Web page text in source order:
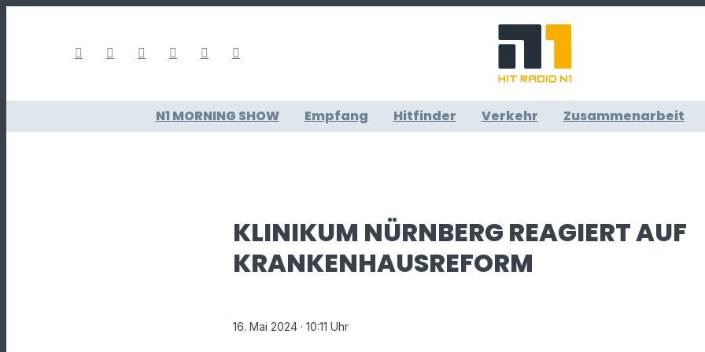
N1 MORNING SHOW Empfang Hitfinder Verkehr Zusammenarbeit
KLINIKUM NÜRNBERG REAGIERT AUF
KRANKENHAUSREFORM
16. Mai 2024 · 10:11 Uhr